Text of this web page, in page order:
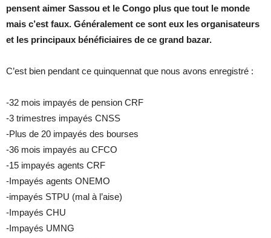
pensent aimer Sassou et le Congo plus que tout le monde
mais c’est faux. Généralement ce sont eux les organisateurs
et les principaux bénéficiaires de ce grand bazar.
C’est bien pendant ce quinquennat que nous avons enregistré :
-32 mois impayés de pension CRF
-3 trimestres impayés CNSS
-Plus de 20 impayés des bourses
-36 mois impayés au CFCO
-15 impayés agents CRF
-Impayés agents ONEMO
-impayés STPU (mal à l’aise)
-Impayés CHU
-Impayés UMNG